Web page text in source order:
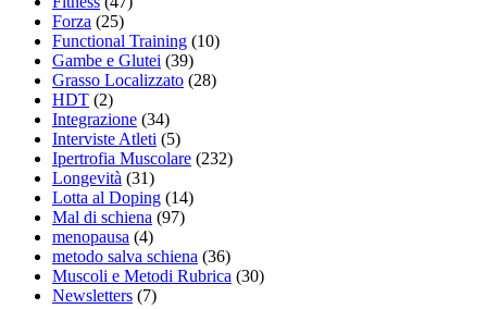
Forza (25)
Functional Training (10)
Gambe e Glutei (39)
Grasso Localizzato (28)
HDT (2)
Integrazione (34)
Interviste Atleti (5)
Ipertrofia Muscolare (232)
Longevità (31)
Lotta al Doping (14)
Mal di schiena (97)
menopausa (4)
metodo salva schiena (36)
Muscoli e Metodi Rubrica (30)
Newsletters (7)